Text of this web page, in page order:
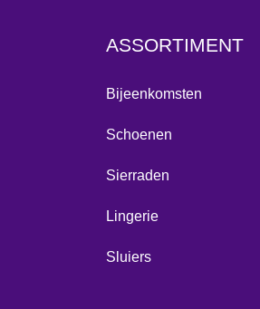
ASSORTIMENT
Bijeenkomsten
Schoenen
Sierraden
Lingerie
Sluiers